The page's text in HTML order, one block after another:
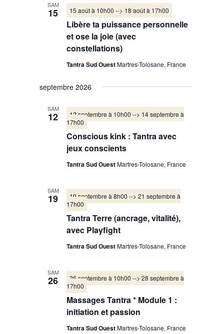
SAM
15
Libère ta puissance personnelle
et ose la joie (avec
constellations)
15 août à 10h00 --> 18 août à 17h00
Tantra Sud OuestMartres-Tolosane, France
septembre 2026
SAM
12
Conscious kink : Tantra avec
jeux conscients
12 septembre à 10h00 --> 14 septembre à
17h00
Tantra Sud OuestMartres-Tolosane, France
SAM
19
Tantra Terre (ancrage, vitalité),
avec Playfight
19 septembre à 8h00 -->21 septembre à
17h00
Tantra Sud OuestMartres-Tolosane, France
SAM
26
Massages Tantra * Module 1 :
initiation et passion
26 septembre à 10h00 -->28 septembre à
17h00
Tantra Sud OuestMartres-Tolosane, France